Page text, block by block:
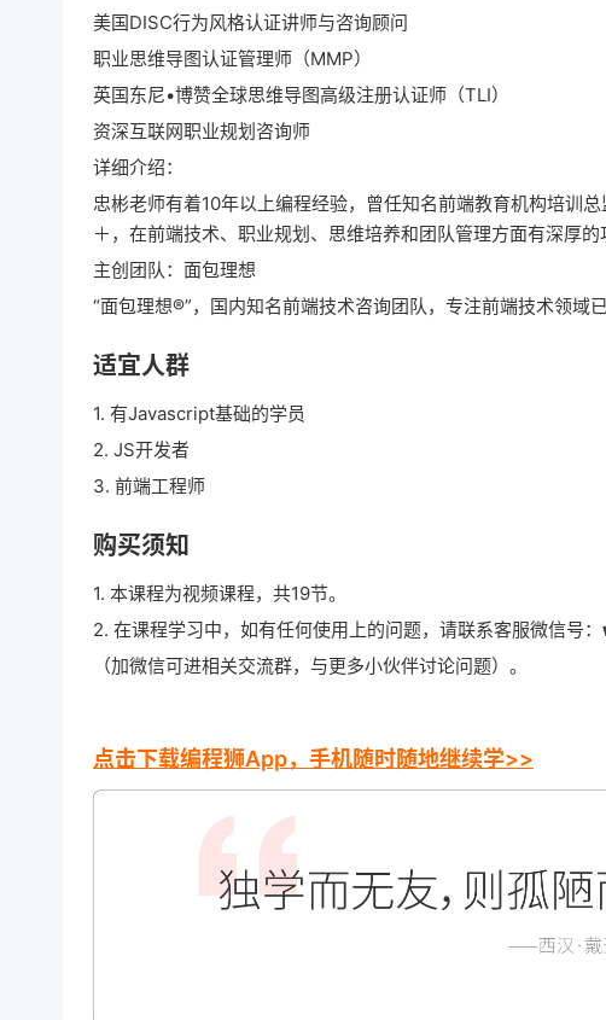
美国DISC行为风格认证讲师与咨询顾问
职业思维导图认证管理师（MMP）
英国东尼•博赞全球思维导图高级注册认证师（TLI）
资深互联网职业规划咨询师
详细介绍：
忠彬老师有着10年以上编程经验，曾任知名前端教育机构培训
＋，在前端技术、职业规划、思维培养和团队管理方面有深厚的
主创团队：面包理想
“面包理想®”，国内知名前端技术咨询团队，专注前端技术领域
适宜人群
1. 有Javascript基础的学员
2. JS开发者
3. 前端工程师
购买须知
1. 本课程为视频课程，共19节。
2. 在课程学习中，如有任何使用上的问题，请联系客服微信号：
（加微信可进相关交流群，与更多小伙伴讨论问题）。
点击下载编程狮App，手机随时随地继续学>>